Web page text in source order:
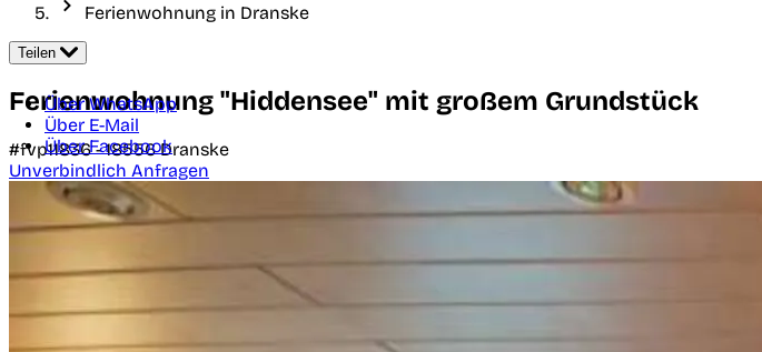
Ferienwohnung in Dranske
Teilen
Über WhatsApp
Über E-Mail
Über Facebook
Ferienwohnung "Hiddensee" mit großem Grundstück
#fvp11836 -18556Dranske
Unverbindlich Anfragen